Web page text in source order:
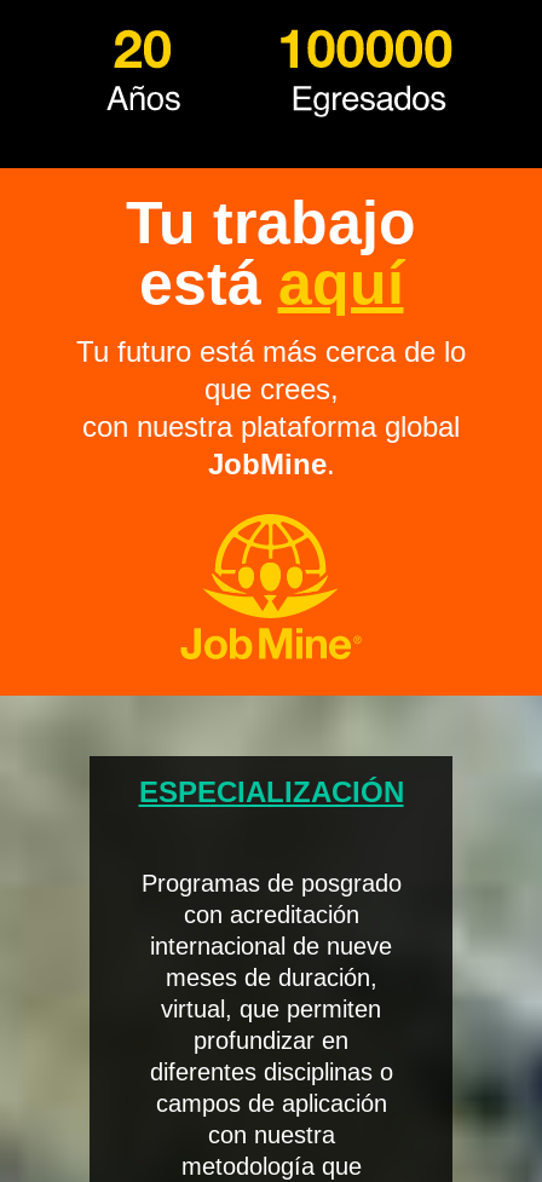
Tu trabajo
está aquí
Tu futuro está más cerca de lo
que crees,
con nuestra plataforma global
JobMine.
ESPECIALIZACIÓN
Programas de posgrado
con acreditación
internacional de nueve
meses de duración,
virtual, que permiten
profundizar en
diferentes disciplinas o
campos de aplicación
con nuestra
metodología que